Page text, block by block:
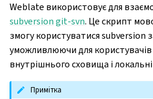
Weblate використовує для
subversiongit-svn. Це скрипт
змогу користуватися subversion
уможливлюючи для
внутрішнього сховища і
Примітка